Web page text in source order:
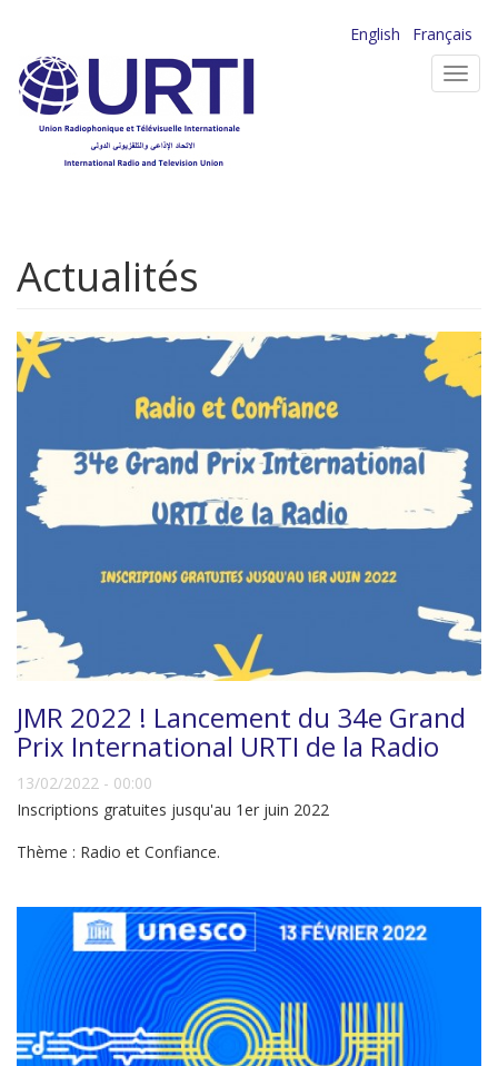
contenu
principal
English
Français
Actualités
JMR 2022 ! Lancement du 34e Grand
Prix International URTI de la Radio
13/02/2022 - 00:00
Inscriptions gratuites jusqu'au 1er juin 2022
Thème : Radio et Confiance.